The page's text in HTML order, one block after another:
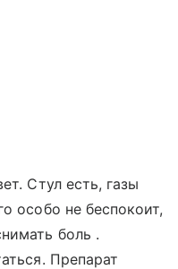
Стул есть, газы
особо не беспокоит,
боль .
Препарат